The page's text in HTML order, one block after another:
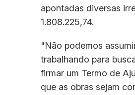
apontadas diversas
1.808.225,74.
"Não podemos
trabalhando para
firmar um Termo de
que as obras sejam